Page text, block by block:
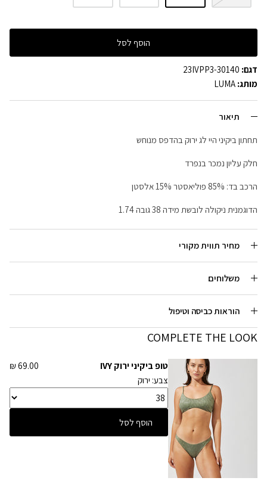
הוסף לסל
דגם: 23IVPP3-30140
מותג: LUMA
תיאור
תחתון ביקיני היי לג ירוק בהדפס מנוחש
חלק עליון נמכר בנפרד
הרכב בד: 85% פוליאסטר 15% אלסטן
הדוגמנית ניקולה לובשת מידה 38 גובה 1.74
מחיר תווית מקורי
משלוחים
הוראות כביסה וטיפול
COMPLETE THE LOOK
טופ ביקיני ירוק IVY
69.00 ₪
צבע: ירוק
הוסף לסל